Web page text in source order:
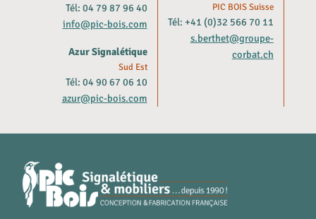
Tél: 04 79 87 96 40
info@pic-bois.com
Azur Signalétique
Sud Est
Tél: 04 90 67 06 10
azur@pic-bois.com
PIC BOIS Suisse
Tél: +41 (0)32 566 70 11
s.berthet@groupe-
corbat.ch